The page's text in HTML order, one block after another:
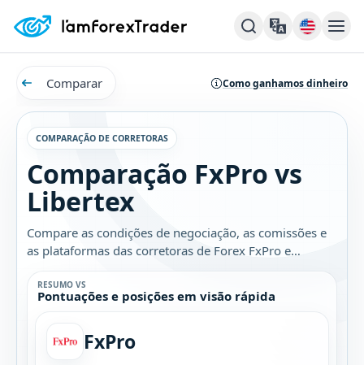
Comparar Como ganhamos dinheiro
COMPARAÇÃO DE CORRETORAS
Comparação FxPro vs
Libertex
Compare as condições de negociação, as comissões e
as plataformas das corretoras de Forex FxPro e
Libertex. Descubra qual é a melhor opção para você.
RESUMO VS
Pontuações e posições em visão rápida
FxPro